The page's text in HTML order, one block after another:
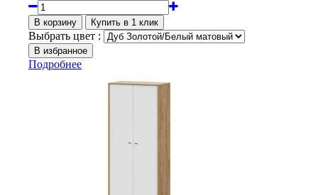
Выбрать цвет :
Подробнее